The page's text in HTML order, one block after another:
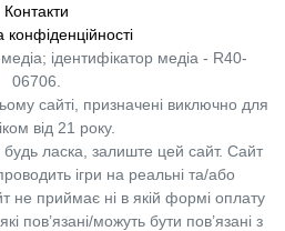
Контакти
конфіденційності
ідентифікатор медіа - R40-
06706.
сайті, призначені виключно для
від 21 року.
ласка, залиште цей сайт. Сайт
ігри на реальні та/або
не приймає ні в якій формі оплату
пов’язані/можуть бути пов’язані з